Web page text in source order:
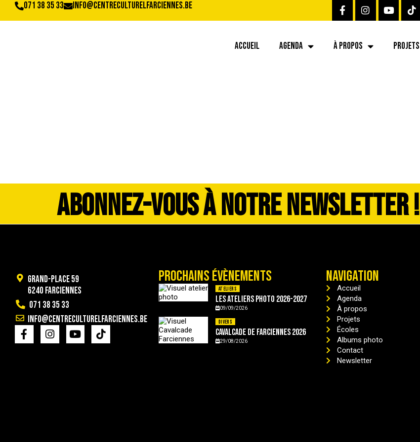
071 38 35 33 info@centreculturelfarciennes.be
ACCUEIL AGENDA À PROPOS PROJETS
ABONNEZ-VOUS À NOTRE NEWSLETTER !
Grand-Place 59
6240 Farciennes
071 38 35 33
info@centreculturelfarciennes.be
PROCHAINS ÉVÈNEMENTS
Ateliers
Les ateliers photo 2026-2027
09/09/2026
Divers
Cavalcade de Farciennes 2026
29/08/2026
NAVIGATION
Accueil
Agenda
À propos
Projets
Écoles
Albums photo
Contact
Newsletter